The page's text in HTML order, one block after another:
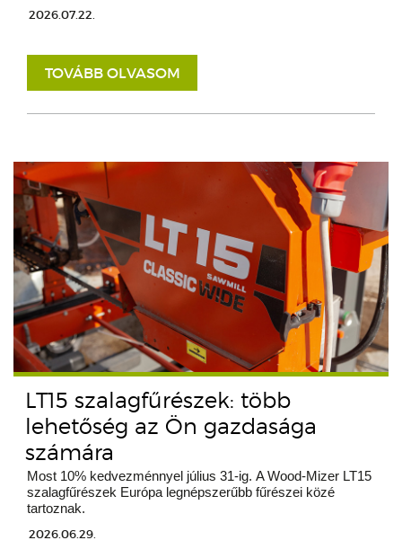
2026.07.22.
TOVÁBB OLVASOM
LT15 szalagfűrészek: több
lehetőség az Ön gazdasága
számára
Most 10% kedvezménnyel július 31-ig. A Wood-Mizer LT15
szalagfűrészek Európa legnépszerűbb fűrészei közé
tartoznak.
2026.06.29.